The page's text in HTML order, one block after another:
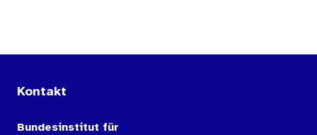
Kontakt
Bundesinstitut für